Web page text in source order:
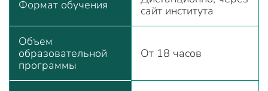
Формат обучения
сайт института
Объем
образовательной
программы
От 18 часов